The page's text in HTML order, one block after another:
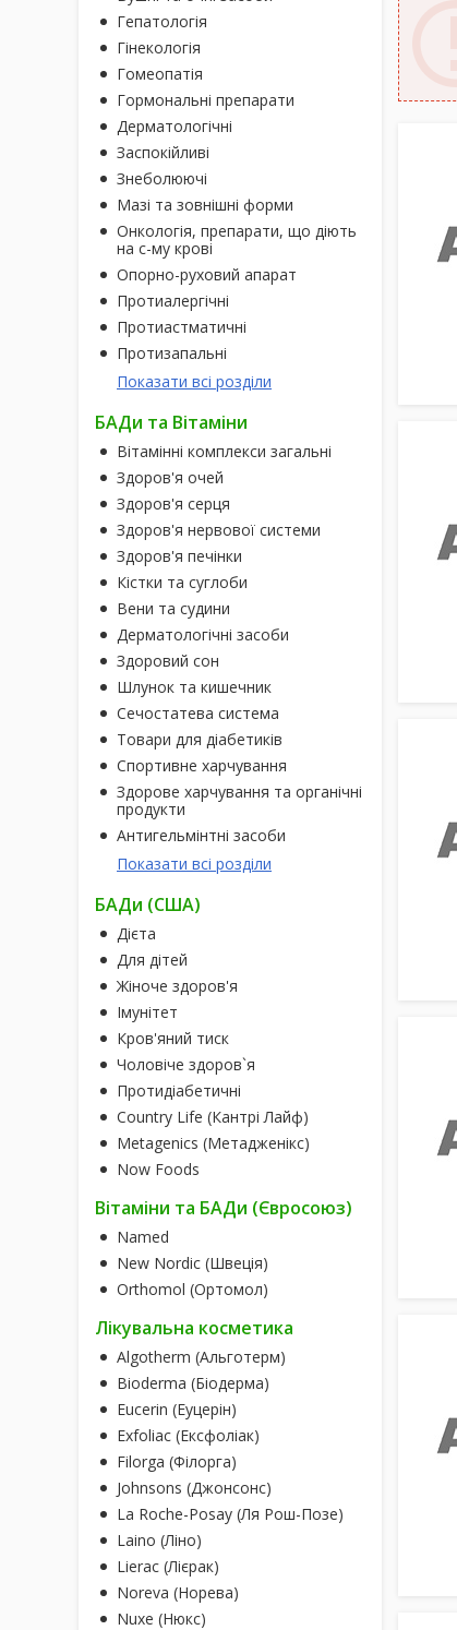
Гепатологія
Гінекологія
Гомеопатія
Гормональні препарати
Дерматологічні
Заспокійливі
Знеболюючі
Мазі та зовнішні форми
Онкологія, препарати, що діють
на с-му крові
Опорно-руховий апарат
Протиалергічні
Протиастматичні
Протизапальні
Показати всі розділи
БАДи та Вітаміни
Вітамінні комплекси загальні
Здоров'я очей
Здоров'я серця
Здоров'я нервової системи
Здоров'я печінки
Кістки та суглоби
Вени та судини
Дерматологічні засоби
Здоровий сон
Шлунок та кишечник
Сечостатева система
Товари для діабетиків
Спортивне харчування
Здорове харчування та органічні
продукти
Антигельмінтні засоби
Показати всі розділи
БАДи (США)
Дієта
Для дітей
Жіноче здоров'я
Імунітет
Кров'яний тиск
Чоловіче здоров`я
Протидіабетичні
Country Life (Кантрі Лайф)
Metagenics (Метадженікс)
Now Foods
Вітаміни та БАДи (Євросоюз)
Named
New Nordic (Швеція)
Orthomol (Ортомол)
Лікувальна косметика
Algotherm (Альготерм)
Bioderma (Біодерма)
Eucerin (Еуцерін)
Exfoliac (Ексфоліак)
Filorga (Філорга)
Johnsons (Джонсонс)
La Roche-Posay (Ля Рош-Позе)
Laino (Ліно)
Lierac (Лієрак)
Noreva (Норева)
Nuxe (Нюкс)